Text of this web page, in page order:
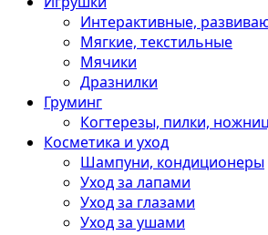
Интерактивные,
Мягкие, текстильные
Мячики
Дразнилки
Груминг
Когтерезы, пилки,
Косметика и уход
Шампуни, кондиционеры
Уход за лапами
Уход за глазами
Уход за ушами